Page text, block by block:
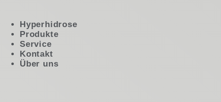
Hyperhidrose
Produkte
Service
Kontakt
Über uns